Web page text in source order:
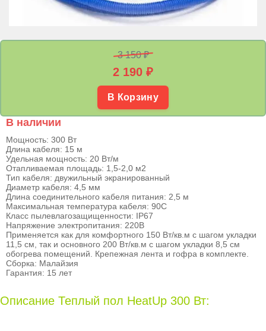
3 150 ₽
2 190 ₽
В Корзину
В наличии
Мощность: 300 Вт
Длина кабеля: 15 м
Удельная мощность: 20 Вт/м
Отапливаемая площадь: 1,5-2,0 м2
Тип кабеля: двужильный экранированный
Диаметр кабеля: 4,5 мм
Длина соединительного кабеля питания: 2,5 м
Максимальная температура кабеля: 90С
Класс пылевлагозащищенности: IP67
Напряжение электропитания: 220В
Применяется как для комфортного 150 Вт/кв.м с шагом укладки
11,5 см, так и основного 200 Вт/кв.м с шагом укладки 8,5 см
обогрева помещений. Крепежная лента и гофра в комплекте.
Сборка: Малайзия
Гарантия: 15 лет
Описание Теплый пол HeatUp 300 Вт: